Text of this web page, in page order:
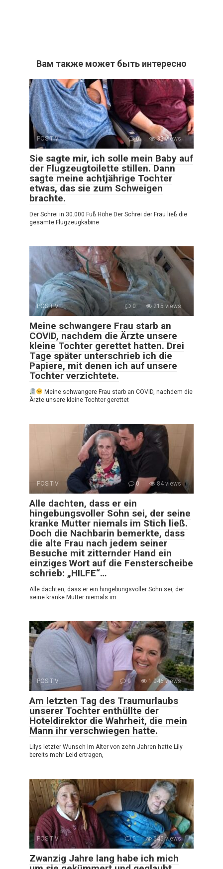
Вам также может быть интересно
POSITIV 0 33 views
Sie sagte mir, ich solle mein Baby auf
der Flugzeugtoilette stillen. Dann
sagte meine achtjährige Tochter
etwas, das sie zum Schweigen
brachte.
Der Schrei in 30.000 Fuß Höhe Der Schrei der Frau ließ die
gesamte Flugzeugkabine
POSITIV 0 215 views
Meine schwangere Frau starb an
COVID, nachdem die Ärzte unsere
kleine Tochter gerettet hatten. Drei
Tage später unterschrieb ich die
Papiere, mit denen ich auf unsere
Tochter verzichtete.
Meine schwangere Frau starb an COVID, nachdem die
Ärzte unsere kleine Tochter gerettet
POSITIV 0 84 views
Alle dachten, dass er ein
hingebungsvoller Sohn sei, der seine
kranke Mutter niemals im Stich ließ.
Doch die Nachbarin bemerkte, dass
die alte Frau nach jedem seiner
Besuche mit zitternder Hand ein
einziges Wort auf die Fensterscheibe
schrieb: „HILFE“…
Alle dachten, dass er ein hingebungsvoller Sohn sei, der
seine kranke Mutter niemals im
POSITIV 0 1 046 views
Am letzten Tag des Traumurlaubs
unserer Tochter enthüllte der
Hoteldirektor die Wahrheit, die mein
Mann ihr verschwiegen hatte.
Lilys letzter Wunsch Im Alter von zehn Jahren hatte Lily
bereits mehr Leid ertragen,
POSITIV 0 545 views
Zwanzig Jahre lang habe ich mich